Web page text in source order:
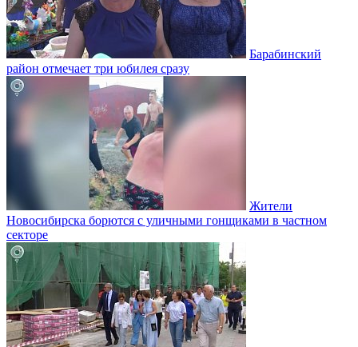
Барабинский
район отмечает три юбилея сразу
Жители
Новосибирска борются с уличными гонщиками в частном
секторе